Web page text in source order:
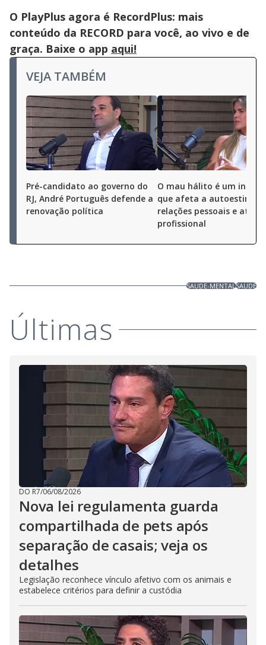
O PlayPlus agora é RecordPlus: mais
conteúdo da RECORD para você, ao vivo e de
graça. Baixe o app aqui!
VEJA TAMBÉM
Pré-candidato ao governo do
RJ, André Português defende a
renovação política
O mau hálito é um
que afeta a autoestima,
relações pessoais e até a
profissional
SAUDE-MENTALSAUDE
Últimas
DO R7/06/08/2026
Nova lei regulamenta guarda
compartilhada de pets após
separação de casais; veja os
detalhes
Legislação reconhece vínculo afetivo com os animais e
estabelece critérios para definir a custódia